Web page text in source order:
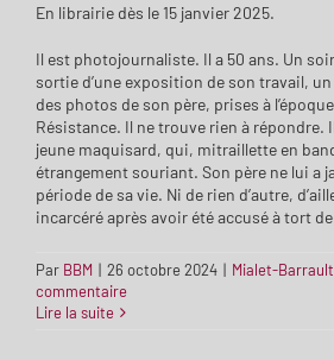
En librairie dès le 15 janvier 2025.
Il est photojournaliste. Il a 50 ans. Un soir
sortie d’une exposition de son travail,
des photos de son père, prises à
Résistance. Il ne trouve rien à répondre.
jeune maquisard, qui, mitraillette en
étrangement souriant. Son père ne lui a
période de sa vie. Ni de rien d’autre,
incarcéré après avoir été accusé à tort de
Par BBM | 26 octobre 2024 | Mialet-Barrault
commentaire
Lire la suite